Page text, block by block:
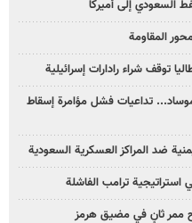
السعودي إلى أميركا
المقاومة
توقف شراء رادارات إسرائيلية
تداعيات فشل مؤامرة إسقاط
ضد المراكز العسكرية السعودية
استراتيجية ترامب الفاشلة
ثانٍ في مضيق هرمز